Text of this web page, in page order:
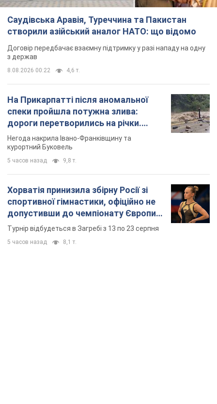
Саудівська Аравія, Туреччина та Пакистан
створили азійський аналог НАТО: що відомо
Договір передбачає взаємну підтримку у разі нападу на одну
з держав
8.08.2026 00:22 4,6 т.
На Прикарпатті після аномальної
спеки пройшла потужна злива:
дороги перетворились на річки.
Відео
Негода накрила Івано-Франківщину та
курортний Буковель
5 часов назад 9,8 т.
Хорватія принизила збірну Росії зі
спортивної гімнастики, офіційно не
допустивши до чемпіонату Європи
основних спортсменів
Турнір відбудеться в Загребі з 13 по 23 серпня
5 часов назад 8,1 т.